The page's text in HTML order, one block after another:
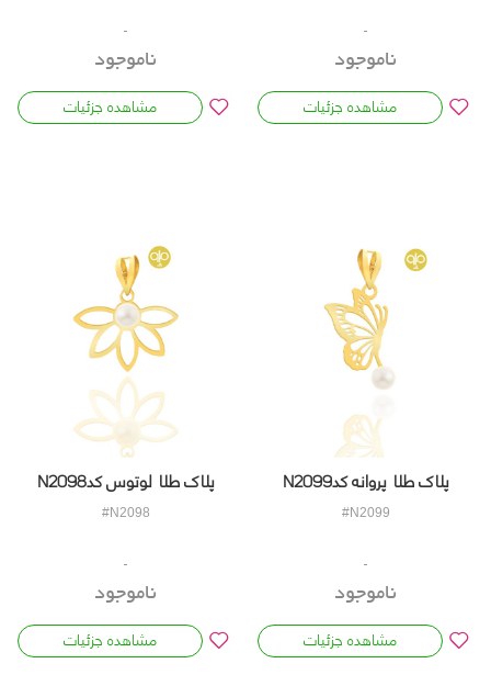
ناموجود
مشاهده جزئیات
ناموجود
مشاهده جزئیات
پلاک طلا پروانه کدN2099
#N2099
ناموجود
مشاهده جزئیات
پلاک طلا لوتوس کدN2098
#N2098
ناموجود
مشاهده جزئیات